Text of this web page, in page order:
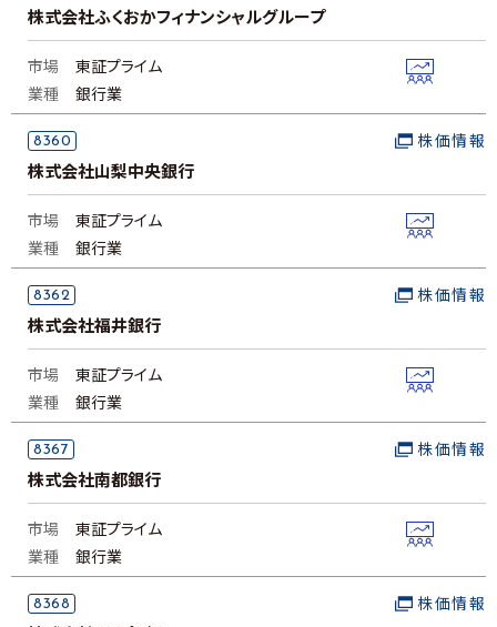
株式会社ふくおかフィナンシャルグループ
市場
東証プライム
業種
銀行業
8360
株式会社山梨中央銀行
株価情報
市場
東証プライム
業種
銀行業
8362
株式会社福井銀行
株価情報
市場
東証プライム
業種
銀行業
8367
株式会社南都銀行
株価情報
市場
東証プライム
業種
銀行業
8368 株価情報